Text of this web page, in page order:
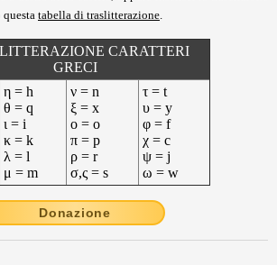
tabella di traslitterazione
CARATTERI
GRECI
η = h
θ = q
ι = i
κ = k
λ = l
μ = m
ν = n
ξ = x
ο = o
π = p
ρ = r
σ,ς = s
τ = t
υ = y
φ = f
χ = c
ψ = j
ω = w
Donazione